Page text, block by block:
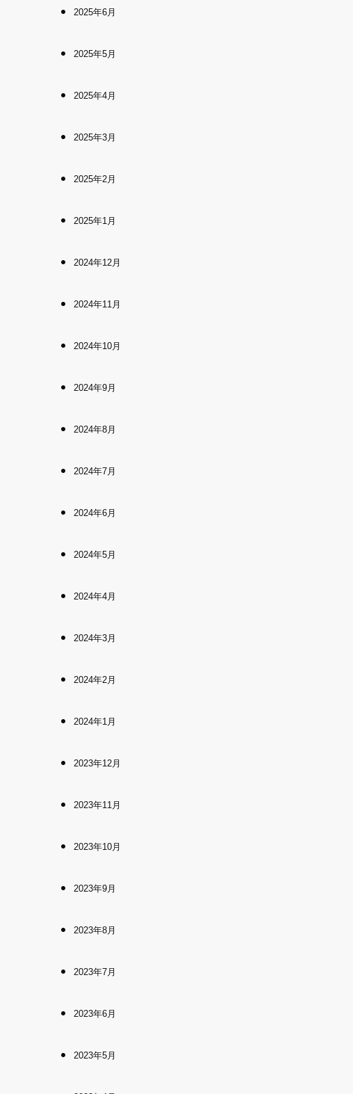
2025年6月
2025年5月
2025年4月
2025年3月
2025年2月
2025年1月
2024年12月
2024年11月
2024年10月
2024年9月
2024年8月
2024年7月
2024年6月
2024年5月
2024年4月
2024年3月
2024年2月
2024年1月
2023年12月
2023年11月
2023年10月
2023年9月
2023年8月
2023年7月
2023年6月
2023年5月